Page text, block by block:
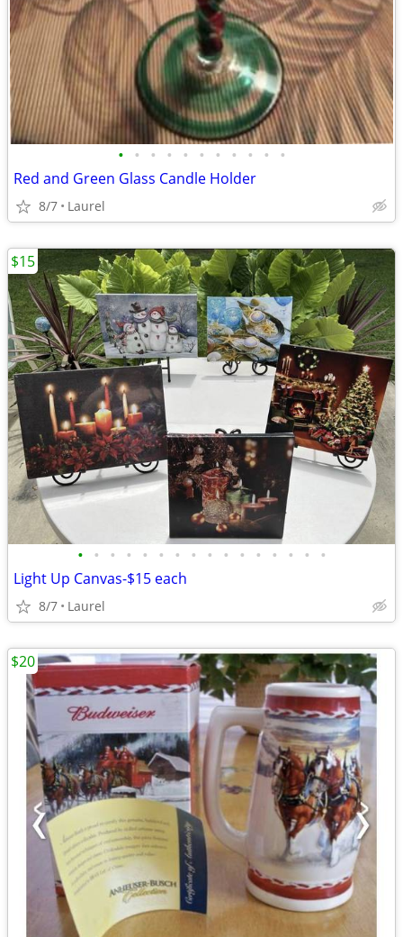
• • • • • • • • • • •
Red and Green Glass Candle Holder
8/7 Laurel
• • • • • • • • • • • • • • • •
Light Up Canvas-$15 each
8/7 Laurel
$15
$20